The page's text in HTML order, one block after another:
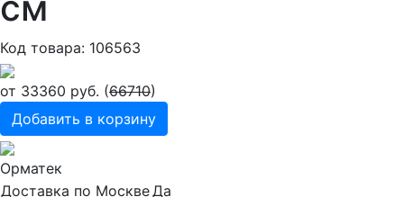
Код товара: 106563
от 33360 руб. (66710)
Добавить в корзину
Орматек
Доставка по МосквеДа